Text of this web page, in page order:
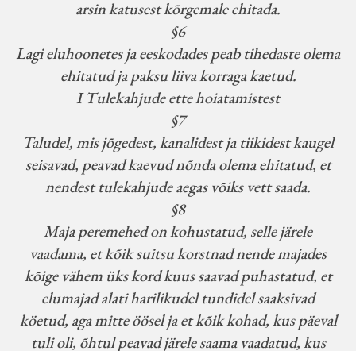
arsin katusest kõrgemale ehitada.
§6
Lagi eluhoonetes ja eeskodades peab tihedaste olema
ehitatud ja paksu liiva korraga kaetud.
I Tulekahjude ette hoiatamistest
§7
Taludel, mis jõgedest, kanalidest ja tiikidest kaugel
seisavad, peavad kaevud nõnda olema ehitatud, et
nendest tulekahjude aegas võiks vett saada.
§8
Maja peremehed on kohustatud, selle järele
vaadama, et kõik suitsu korstnad nende majades
kõige vähem üks kord kuus saavad puhastatud, et
elumajad alati harilikudel tundidel saaksivad
köetud, aga mitte öösel ja et kõik kohad, kus päeval
tuli oli, õhtul peavad järele saama vaadatud, kus